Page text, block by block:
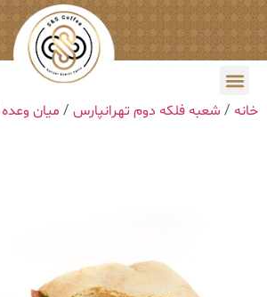
خانه / شعبه فلکه دوم تهرانپارس / میان وعده